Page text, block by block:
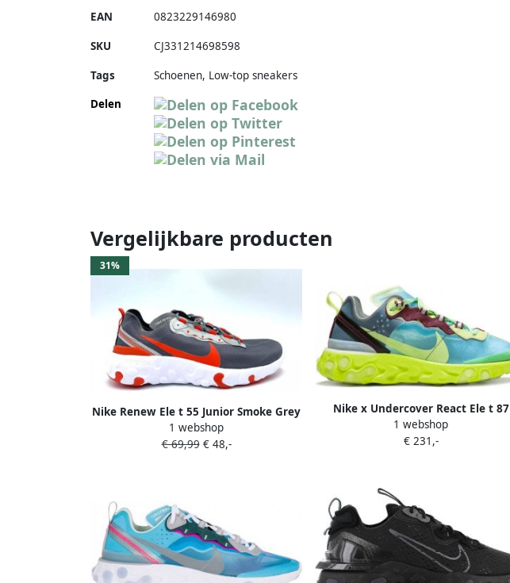
EAN 0823229146980
SKU CJ331214698598
Tags
Schoenen, Low-top sneakers
Delen
Vergelijkbare producten
31%
Nike Renew Ele t 55 Junior Smoke Grey
Grey Fog Light Smoke Grey Team
Orange Kind
1 webshop
€ 69,99€ 48,-
Nike x Undercover React Ele t 87
sneakers Blauw
1 webshop
€ 231,-